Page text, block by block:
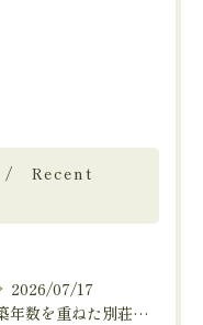
Recent
2026/07/17
築年数を重ねた別荘を、これからも快適に暮らせる住まいへ。